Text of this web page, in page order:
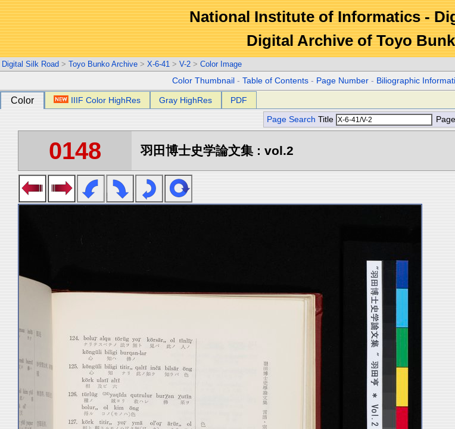
National Institute of Informatics -
Digital Archive of Toyo
Digital Silk Road > Toyo Bunko Archive > X-6-41 > V-2 > Color Image
Color Thumbnail -Table of Contents - Page Number - Biliographic
Color IIIF Color HighRes Gray HighRes PDF
Page Search Title Page
0148 羽田博士史学論文集 : vol.2